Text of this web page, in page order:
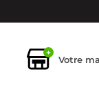
+
Votre